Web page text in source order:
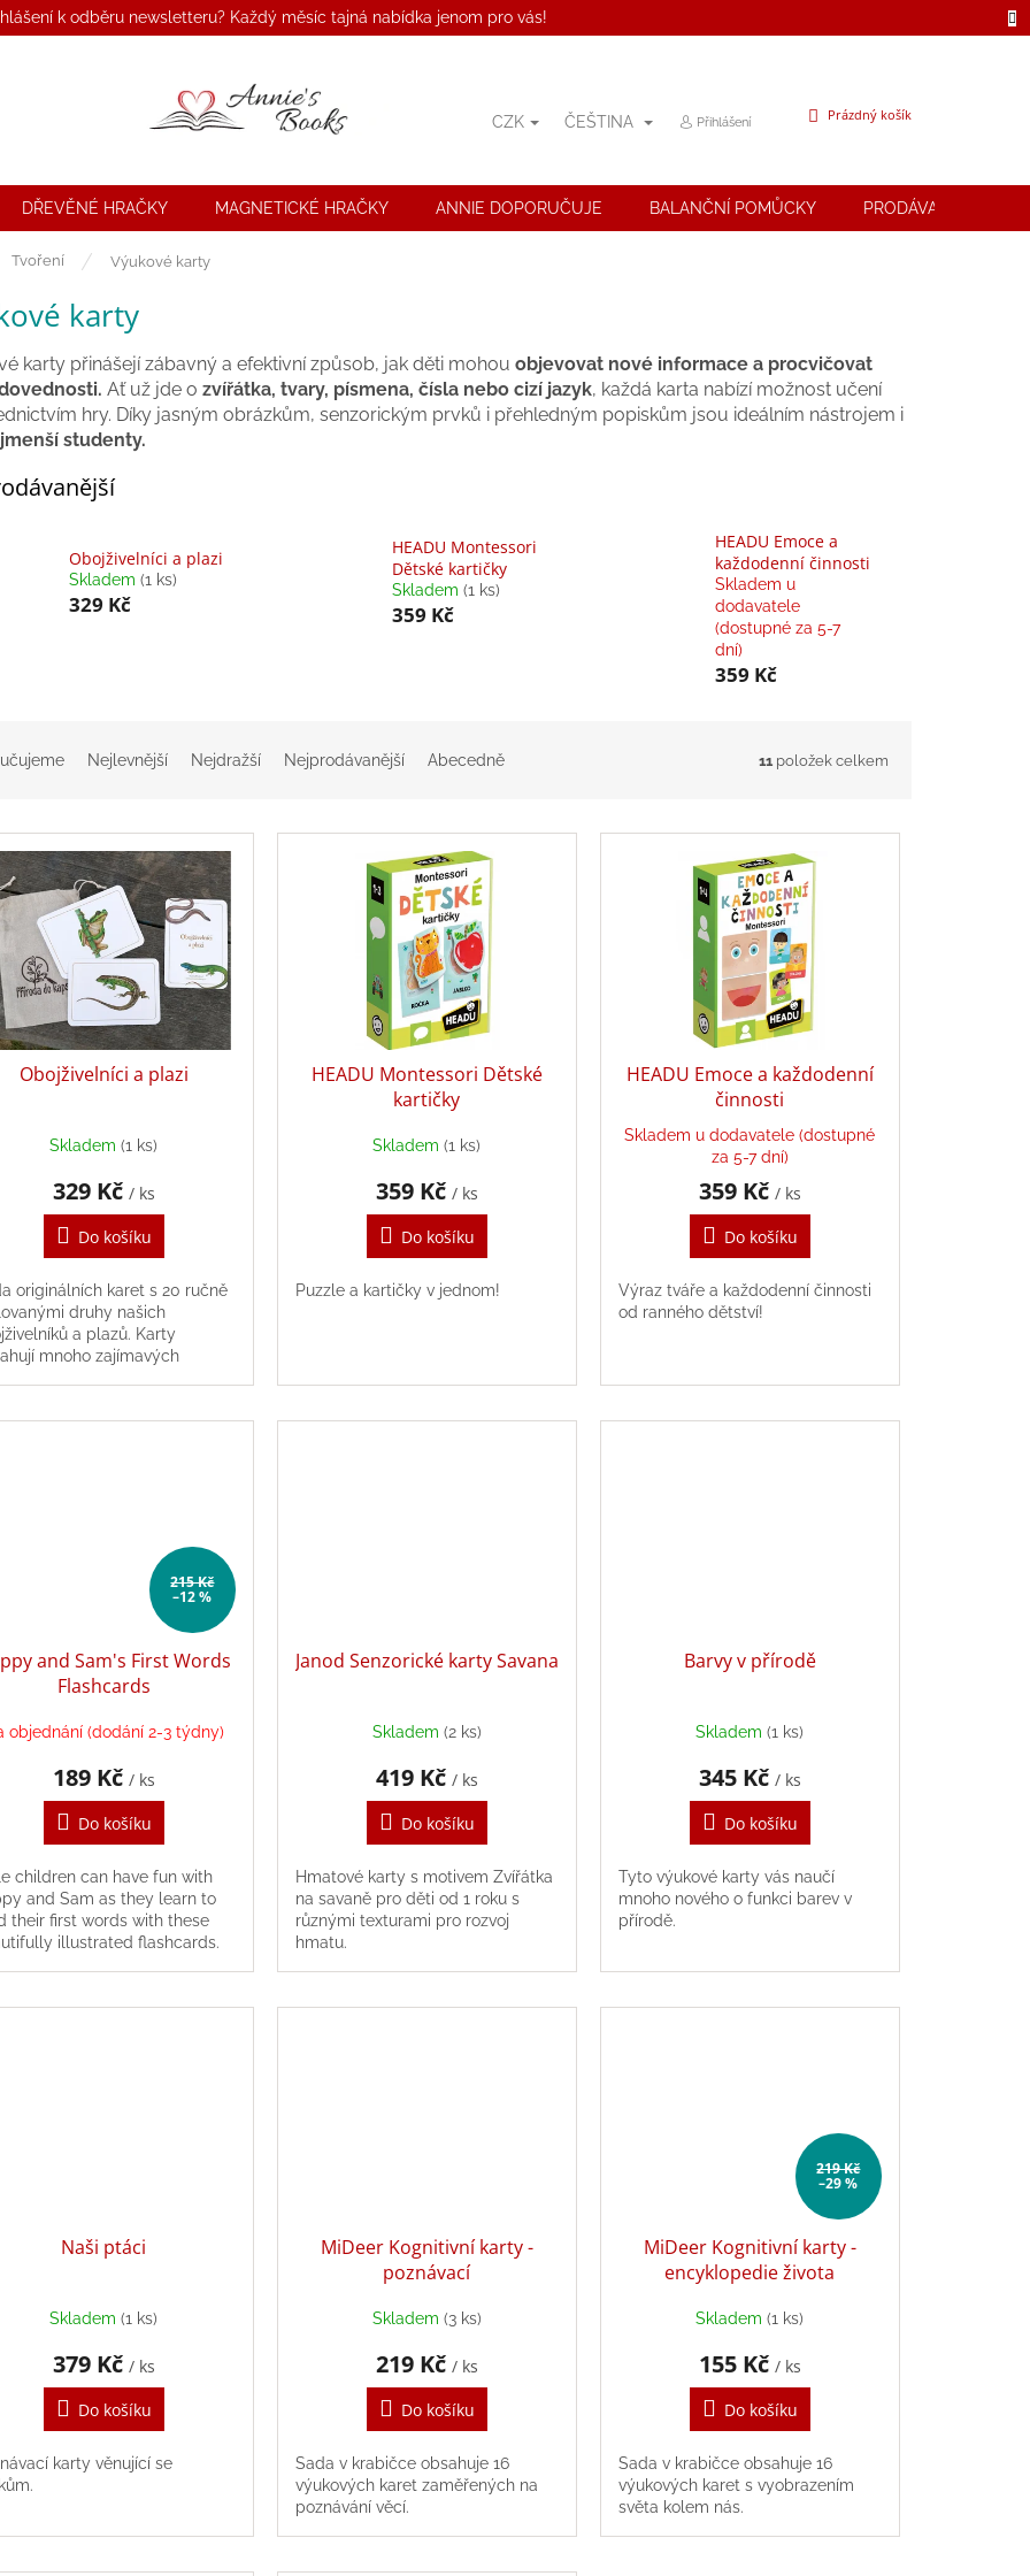
k odběru newsletteru? Každý měsíc tajná nabídka jenom pro vás!
CZK ČEŠTINA Přihlášení
NÁKUPNÍ
Prázdný košík
DŘEVĚNÉ HRAČKY MAGNETICKÉ HRAČKY ANNIE DOPORUČUJE BALANČNÍ POMŮCKY PRODÁVANÉ ZNAČKY
Tvoření Výukové karty
karty
karty přinášejí zábavný a efektivní způsob, jak děti mohou objevovat nové informace a procvičovat
Ať už jde o zvířátka, tvary, písmena, čísla nebo cizí jazyk, každá karta nabízí možnost učení
hry. Díky jasným obrázkům, senzorickým prvků i přehledným popiskům jsou ideálním nástrojem i
studenty.
Obojživelníci a plazi
Skladem (1 ks)
329 Kč
HEADU Montessori
Dětské kartičky
Skladem (1 ks)
359 Kč
HEADU Emoce a
každodenní činnosti
Skladem u
dodavatele
(dostupné za 5-7
dní)
359 Kč
Nejlevnější Nejdražší Nejprodávanější Abecedně 11 položek celkem
Obojživelníci a plazi
Skladem(1 ks)
329 Kč / ks
Do košíku
originálních karet s 20 ručně
druhy našich
a plazů. Karty
mnoho zajímavých
HEADU Montessori Dětské
kartičky
Skladem(1 ks)
359 Kč / ks
Do košíku
Puzzle a kartičky v jednom!
HEADU Emoce a každodenní
činnosti
Skladem u dodavatele (dostupné
za 5-7 dní)
359 Kč / ks
Do košíku
Výraz tváře a každodenní činnosti
od ranného dětství!
215 Kč
–12 %
and Sam's First Words
Flashcards
objednání (dodání 2-3 týdny)
189 Kč / ks
Do košíku
children can have fun with
and Sam as they learn to
their first words with these
illustrated flashcards.
Janod Senzorické karty Savana
Skladem (2 ks)
419 Kč / ks
Do košíku
Hmatové karty s motivem Zvířátka
na savaně pro děti od 1 roku s
různými texturami pro rozvoj
hmatu.
Barvy v přírodě
Skladem(1 ks)
345 Kč / ks
Do košíku
Tyto výukové karty vás naučí
mnoho nového o funkci barev v
přírodě.
Naši ptáci
Skladem(1 ks)
379 Kč / ks
Do košíku
karty věnující se
MiDeer Kognitivní karty -
poznávací
Skladem (3 ks)
219 Kč / ks
Do košíku
Sada v krabičce obsahuje 16
výukových karet zaměřených na
poznávání věcí.
219 Kč
–29 %
MiDeer Kognitivní karty -
encyklopedie života
Skladem(1 ks)
155 Kč / ks
Do košíku
Sada v krabičce obsahuje 16
výukových karet s vyobrazením
světa kolem nás.